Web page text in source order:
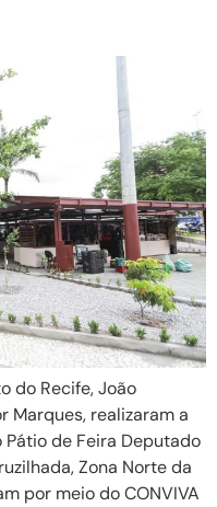
do Recife, João
realizaram a
de Feira Deputado
Zona Norte da
por meio do CONVIVA